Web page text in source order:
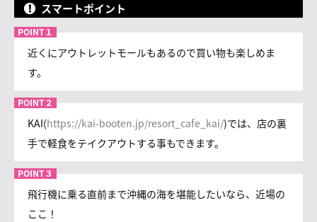
スマートポイント
近くにアウトレットモールもあるので買い物も楽しめま
す。
KAI(https://kai-booten.jp/resort_cafe_kai/)では、店の裏
手で軽食をテイクアウトする事もできます。
飛行機に乗る直前まで沖縄の海を堪能したいなら、近場の
ここ！